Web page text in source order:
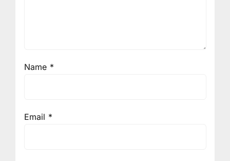
Name *
Email *